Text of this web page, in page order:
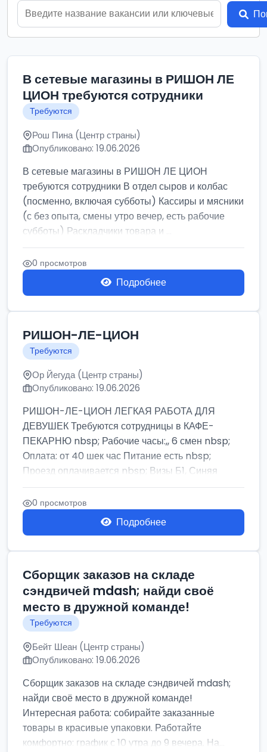
В сетевые магазины в РИШОН ЛЕ
ЦИОН требуются сотрудники
Требуются
Рош Пина (Центр страны)
Опубликовано: 19.06.2026
В сетевые магазины в РИШОН ЛЕ ЦИОН
требуются сотрудники В отдел сыров и колбас
(посменно, включая субботы) Кассиры и мясники
(с без опыта, смены утро вечер, есть рабочие
субботы) Раскладчики товара и ...
0 просмотров
Подробнее
РИШОН-ЛЕ-ЦИОН
Требуются
Ор Йегуда (Центр страны)
Опубликовано: 19.06.2026
РИШОН-ЛЕ-ЦИОН ЛЕГКАЯ РАБОТА ДЛЯ
ДЕВУШЕК Требуются сотрудницы в КАФЕ-
ПЕКАРНЮ nbsp; Рабочие часы:,, 6 смен nbsp;
Оплата: от 40 шек час Питание есть nbsp;
Проезд оплачивается nbsp; Визы Б1, Синяя
бумага,...
0 просмотров
Подробнее
Сборщик заказов на складе
сэндвичей mdash; найди своё
место в дружной команде!
Требуются
Бейт Шеан (Центр страны)
Опубликовано: 19.06.2026
Сборщик заказов на складе сэндвичей mdash;
найди своё место в дружной команде!
Интересная работа: собирайте заказанные
товары в красивые упаковки. Работайте
комфортно: график с 10 утра до 9 вечера. На...